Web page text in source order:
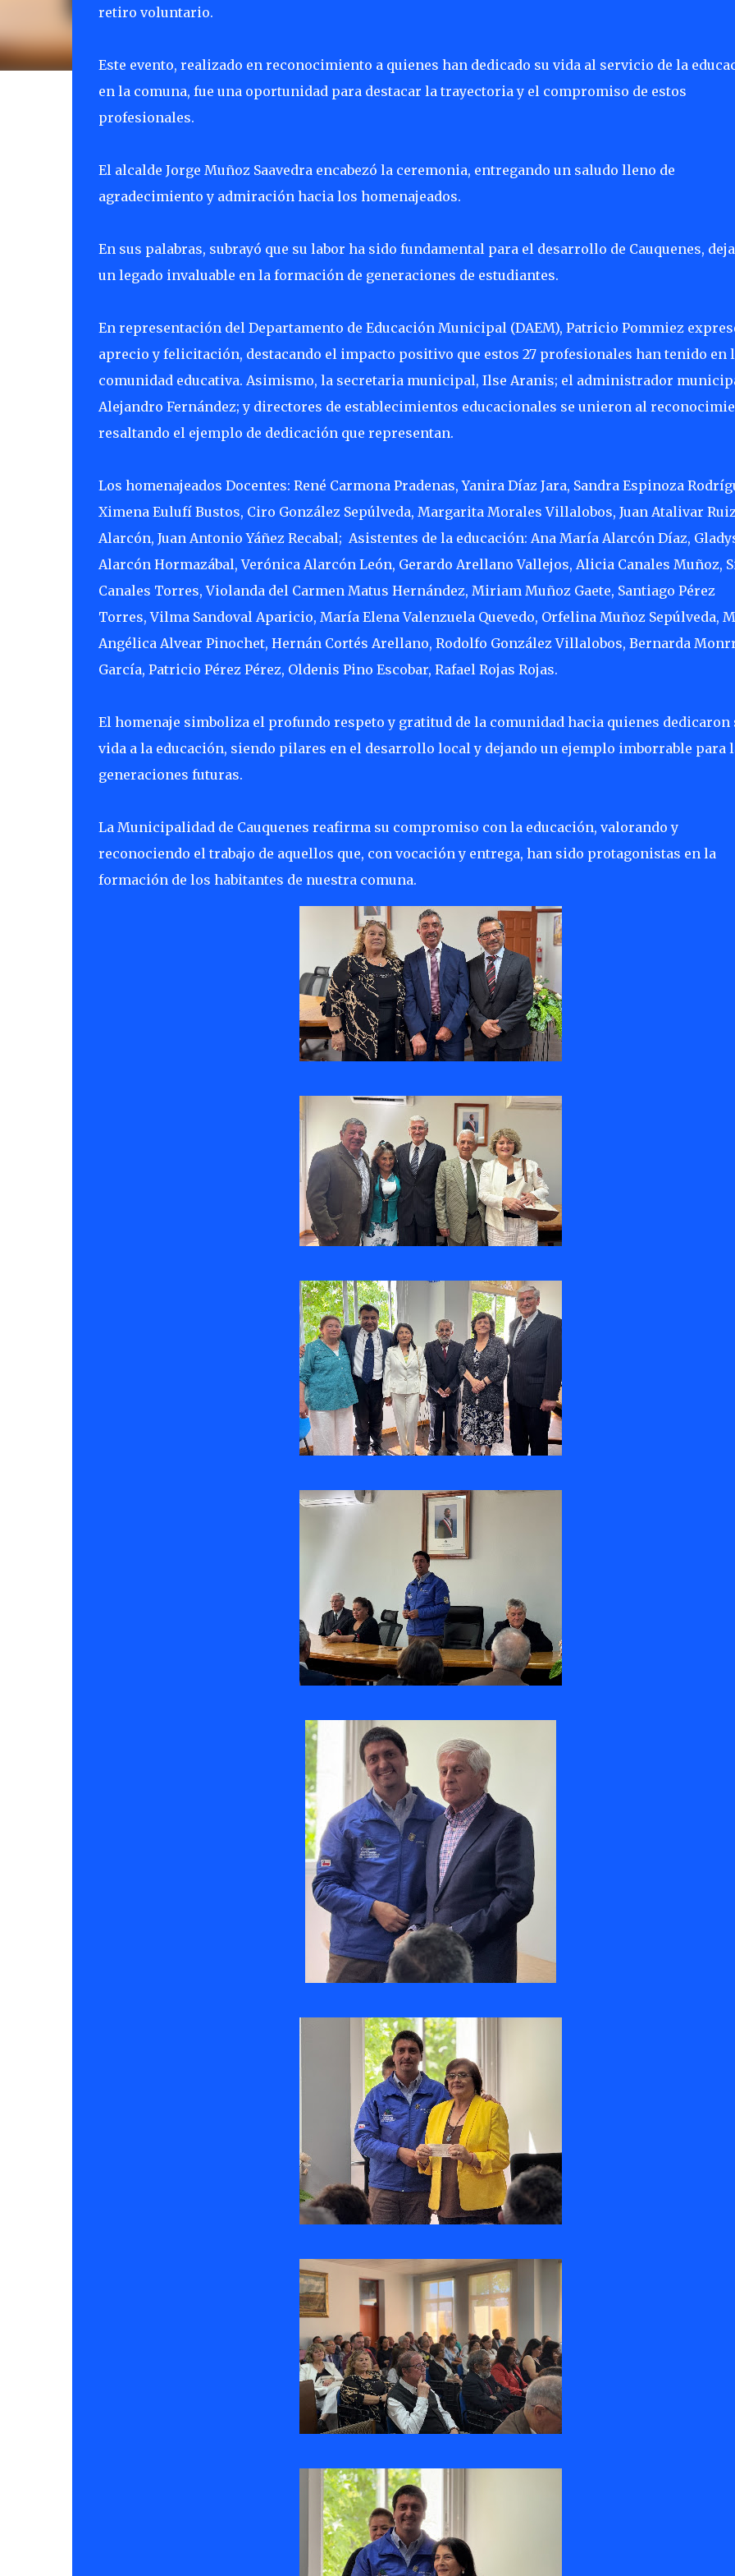
retiro voluntario.
Este evento, realizado en reconocimiento a quienes han dedicado su vida al servicio de la
en la comuna, fue una oportunidad para destacar la trayectoria y el compromiso de estos
profesionales.
El alcalde Jorge Muñoz Saavedra encabezó la ceremonia, entregando un saludo lleno de
agradecimiento y admiración hacia los homenajeados.
En sus palabras, subrayó que su labor ha sido fundamental para el desarrollo de Cauquenes,
un legado invaluable en la formación de generaciones de estudiantes.
En representación del Departamento de Educación Municipal (DAEM), Patricio Pommiez
aprecio y felicitación, destacando el impacto positivo que estos 27 profesionales han tenido en
comunidad educativa. Asimismo, la secretaria municipal, Ilse Aranis; el administrador
Alejandro Fernández; y directores de establecimientos educacionales se unieron al
resaltando el ejemplo de dedicación que representan.
Los homenajeados Docentes: René Carmona Pradenas, Yanira Díaz Jara, Sandra Espinoza
Ximena Eulufí Bustos, Ciro González Sepúlveda, Margarita Morales Villalobos, Juan Atalivar
Alarcón, Juan Antonio Yáñez Recabal; Asistentes de la educación: Ana María Alarcón Díaz,
Alarcón Hormazábal, Verónica Alarcón León, Gerardo Arellano Vallejos, Alicia Canales Muñoz,
Canales Torres, Violanda del Carmen Matus Hernández, Miriam Muñoz Gaete, Santiago Pérez
Torres, Vilma Sandoval Aparicio, María Elena Valenzuela Quevedo, Orfelina Muñoz Sepúlveda,
Angélica Alvear Pinochet, Hernán Cortés Arellano, Rodolfo González Villalobos, Bernarda
García, Patricio Pérez Pérez, Oldenis Pino Escobar, Rafael Rojas Rojas.
El homenaje simboliza el profundo respeto y gratitud de la comunidad hacia quienes dedicaron
vida a la educación, siendo pilares en el desarrollo local y dejando un ejemplo imborrable para
generaciones futuras.
La Municipalidad de Cauquenes reafirma su compromiso con la educación, valorando y
reconociendo el trabajo de aquellos que, con vocación y entrega, han sido protagonistas en la
formación de los habitantes de nuestra comuna.